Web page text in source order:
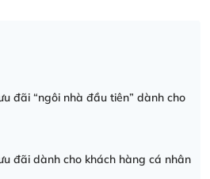
đãi “ngôi nhà đầu tiên” dành cho
đãi dành cho khách hàng cá nhân